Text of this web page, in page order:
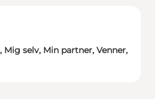
Mig selv, Min partner, Venner,